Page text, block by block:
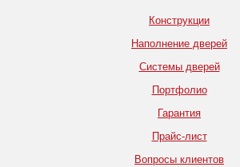
Конструкции
Наполнение дверей
Системы дверей
Портфолио
Гарантия
Прайс-лист
Вопросы клиентов